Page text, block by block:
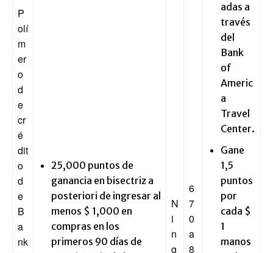
P
olí
m
er
o
d
e
cr
é
dit
o
d
e
B
a
nk
25,000 puntos de
ganancia en bisectriz a
posteriori de ingresar al
menos $ 1,000 en
compras en los
primeros 90 días de
N
i
n
g
6
7
0
a
8
adas a
través
del
Bank
of
Americ
a
Travel
Center.
Gane
1,5
puntos
por
cada $
1
manos